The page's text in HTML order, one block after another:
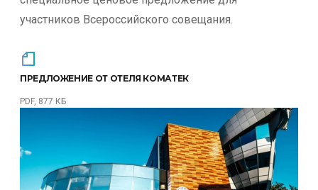
участников Всероссийского совещания.
ПРЕДЛОЖЕНИЕ ОТ ОТЕЛЯ КОМАТЕК
PDF, 877 КБ